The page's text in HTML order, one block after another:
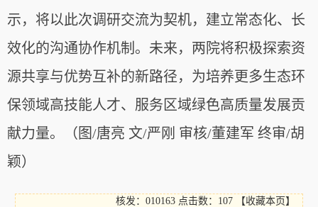
示，将以此次调研交流为契机，建立常态化、长
效化的沟通协作机制。未来，两院将积极探索资
源共享与优势互补的新路径，为培养更多生态环
保领域高技能人才、服务区域绿色高质量发展贡
献力量。（图/唐亮 文/严刚 审核/董建军 终审/胡
颖）
核发：010163 点击数：107 【收藏本页】